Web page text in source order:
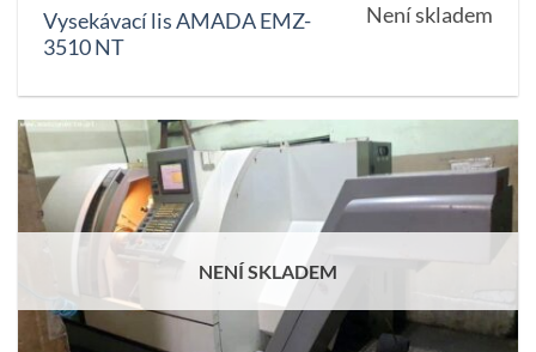
Vysekávací lis AMADA EMZ-
3510 NT
Není skladem
NENÍ SKLADEM